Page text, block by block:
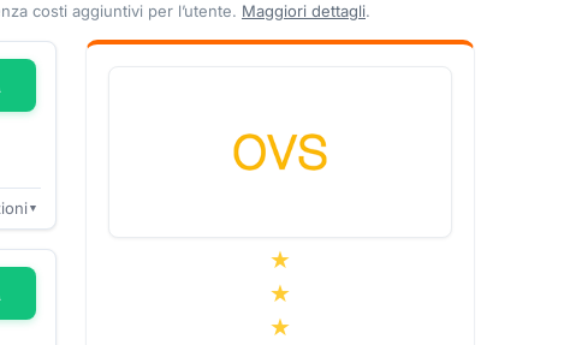
costi aggiuntivi per l’utente. Maggiori dettagli.
▼